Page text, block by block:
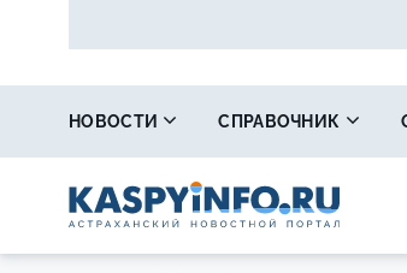
НОВОСТИ СПРАВОЧНИК